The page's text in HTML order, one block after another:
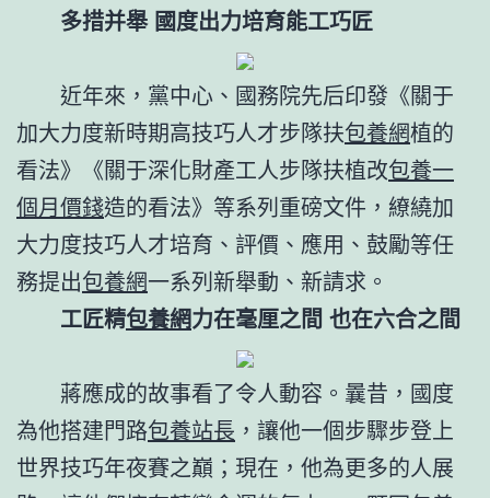
多措并舉 國度出力培育能工巧匠
近年來，黨中心、國務院先后印發《關于
加大力度新時期高技巧人才步隊扶包養網植的
看法》《關于深化財產工人步隊扶植改包養一
個月價錢造的看法》等系列重磅文件，繚繞加
大力度技巧人才培育、評價、應用、鼓勵等任
務提出包養網一系列新舉動、新請求。
工匠精包養網力在毫厘之間 也在六合之間
蔣應成的故事看了令人動容。曩昔，國度
為他搭建門路包養站長 ，讓他一個步驟步登上
世界技巧年夜賽之巔；現在，他為更多的人展